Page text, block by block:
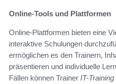
Online-Tools und Plattformen
Online-Plattformen bieten eine
interaktive Schulungen
ermöglichen es den Trainern,
präsentieren und individuelle
Fällen können Trainer IT-Training